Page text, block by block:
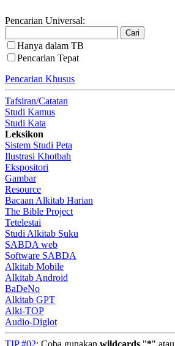
Pencarian Universal:
Hanya dalam TB
Pencarian Tepat
Pencarian Khusus
Tafsiran/Catatan
Studi Kamus
Studi Kata
Leksikon
Sistem Studi Peta
Ilustrasi Khotbah
Ekspositori
Gambar
Resource
Bacaan Alkitab Harian
The Bible Project
Tetelestai
Studi Alkitab Suku
SABDA web
Software SABDA
Alkitab Mobile
Alkitab Android
BaDeNo
Alkitab GPT
Alki-TOP
Audio-Diglot